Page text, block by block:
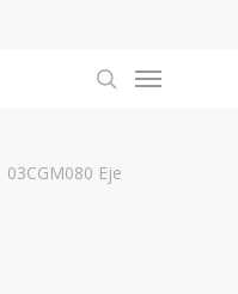
Menu
03CGM080 Eje